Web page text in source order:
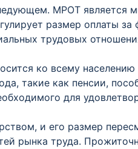
МРОТ является
размер оплаты
трудовых
ко всему населению
такие как пенсии,
для
и его размер
рынка труда.